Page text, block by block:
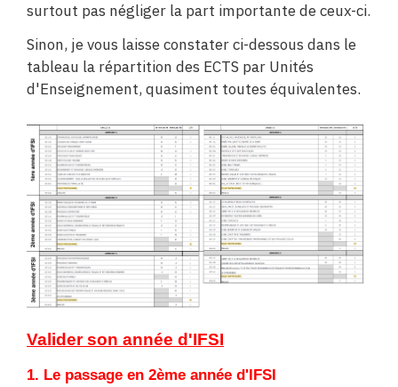
surtout pas négliger la part importante de ceux-ci.
Sinon, je vous laisse constater ci-dessous dans le
tableau la répartition des ECTS par Unités
d'Enseignement, quasiment toutes équivalentes.
Valider son année d'IFSI
1. Le passage en 2ème année d'IFSI